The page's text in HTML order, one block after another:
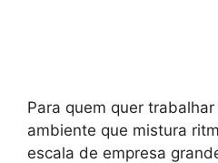
Para quem quer
ambiente que mistura
escala de empresa